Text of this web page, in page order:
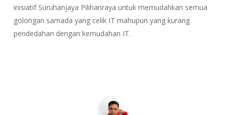
inisiatif Suruhanjaya Pilihanraya untuk memudahkan semua
golongan samada yang celik IT mahupun yang kurang
pendedahan dengan kemudahan IT.